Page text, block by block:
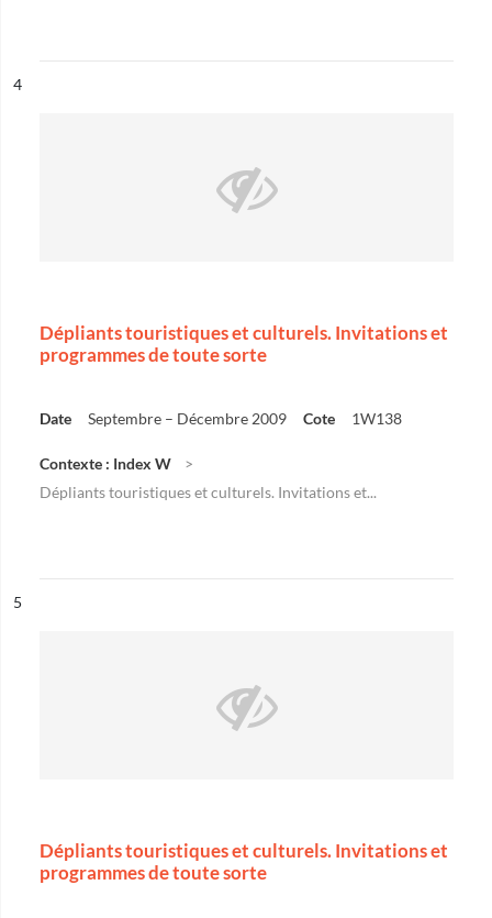
n°
4
Dépliants touristiques et culturels. Invitations et
programmes de toute sorte
Date Septembre – Décembre 2009 Cote 1W138
Contexte : Index W
Dépliants touristiques et culturels. Invitations et...
n°
5
Dépliants touristiques et culturels. Invitations et
programmes de toute sorte